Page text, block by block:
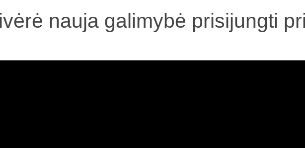
nauja galimybė prisijungti